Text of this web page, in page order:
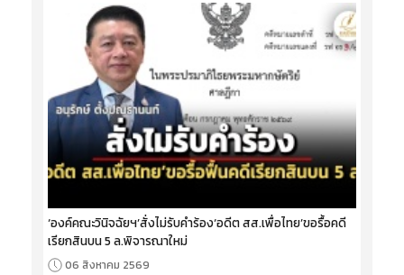
‘องค์คณะวินิจฉัยฯ’สั่งไม่รับคำร้อง‘อดีต สส.เพื่อไทย’ขอรื้อคดี
เรียกสินบน 5 ล.พิจารณาใหม่
06 สิงหาคม 2569